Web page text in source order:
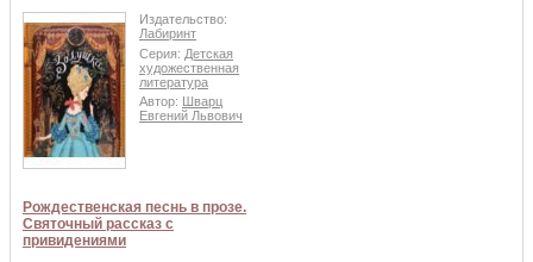
Издательство:
Лабиринт
Серия: Детская
художественная
литература
Автор: Шварц
Евгений Львович
Рождественская песнь в прозе.
Святочный рассказ с
привидениями